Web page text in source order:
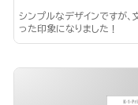
シンプルなデザインですが
った印象になりました！